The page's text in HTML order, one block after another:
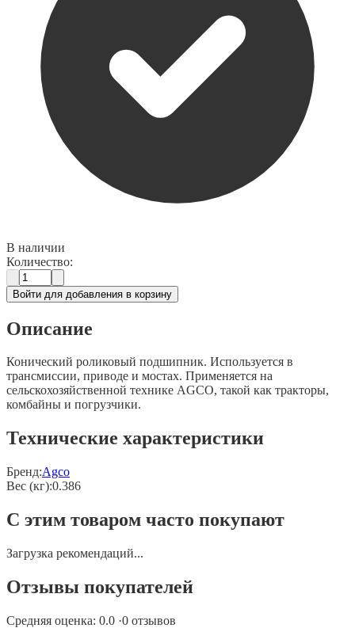
В наличии
Количество:
Войти для добавления в корзину
Описание
Конический роликовый подшипник. Используется в
трансмиссии, приводе и мостах. Применяется на
сельскохозяйственной технике AGCO, такой как тракторы,
комбайны и погрузчики.
Технические характеристики
Бренд:Agco
Вес (кг):0.386
С этим товаром часто покупают
Загрузка рекомендаций...
Отзывы покупателей
Средняя оценка: 0.0 ·0 отзывов